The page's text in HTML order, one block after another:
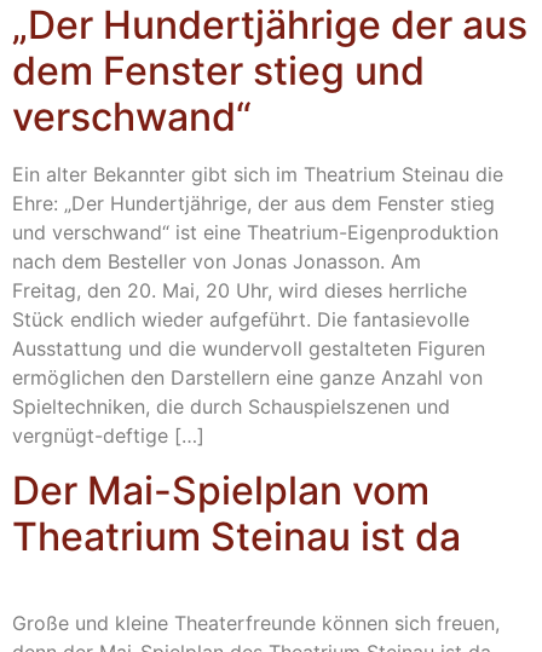
„Der Hundertjährige der aus
dem Fenster stieg und
verschwand“
Ein alter Bekannter gibt sich im Theatrium Steinau die
Ehre: „Der Hundertjährige, der aus dem Fenster stieg
und verschwand“ ist eine Theatrium-Eigenproduktion
nach dem Besteller von Jonas Jonasson. Am
Freitag, den 20. Mai, 20 Uhr, wird dieses herrliche
Stück endlich wieder aufgeführt. Die fantasievolle
Ausstattung und die wundervoll gestalteten Figuren
ermöglichen den Darstellern eine ganze Anzahl von
Spieltechniken, die durch Schauspielszenen und
vergnügt-deftige […]
Der Mai-Spielplan vom
Theatrium Steinau ist da
Große und kleine Theaterfreunde können sich freuen,